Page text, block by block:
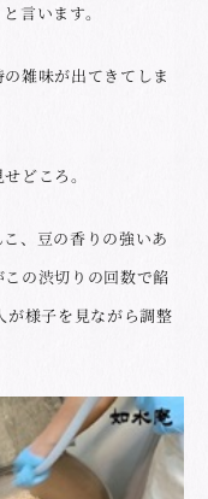
言います。
雑味が出てきてしま
どころ。
、豆の香りの強いあ
の渋切りの回数で餡
が様子を見ながら調整